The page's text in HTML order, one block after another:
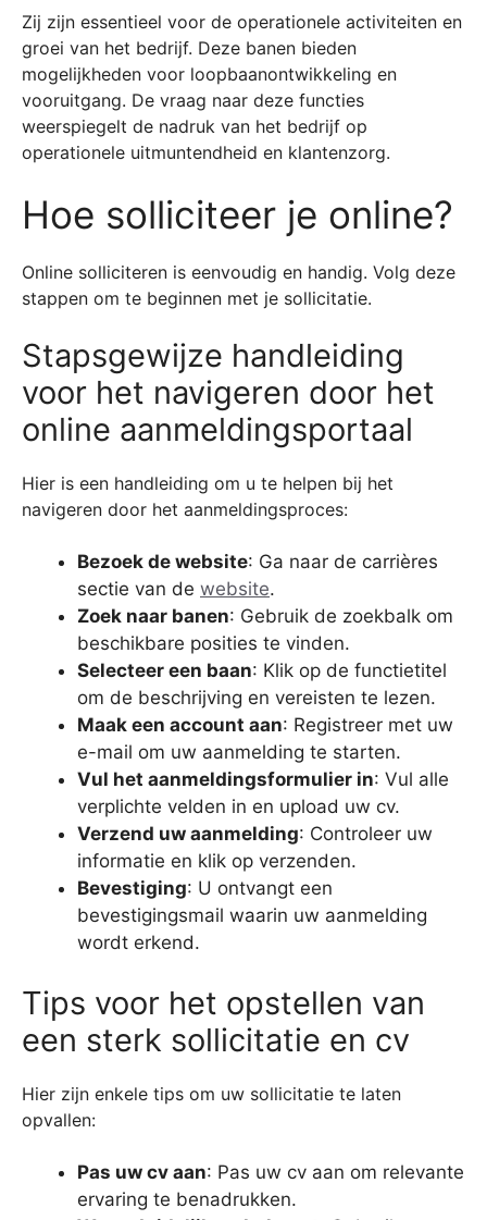
Zij zijn essentieel voor de operationele activiteiten en
groei van het bedrijf. Deze banen bieden
mogelijkheden voor loopbaanontwikkeling en
vooruitgang. De vraag naar deze functies
weerspiegelt de nadruk van het bedrijf op
operationele uitmuntendheid en klantenzorg.
Hoe solliciteer je online?
Online solliciteren is eenvoudig en handig. Volg deze
stappen om te beginnen met je sollicitatie.
Stapsgewijze handleiding
voor het navigeren door het
online aanmeldingsportaal
Hier is een handleiding om u te helpen bij het
navigeren door het aanmeldingsproces:
Bezoek de website: Ga naar de carrières
sectie van de website.
Zoek naar banen: Gebruik de zoekbalk om
beschikbare posities te vinden.
Selecteer een baan: Klik op de functietitel
om de beschrijving en vereisten te lezen.
Maak een account aan: Registreer met uw
e-mail om uw aanmelding te starten.
Vul het aanmeldingsformulier in: Vul alle
verplichte velden in en upload uw cv.
Verzend uw aanmelding: Controleer uw
informatie en klik op verzenden.
Bevestiging: U ontvangt een
bevestigingsmail waarin uw aanmelding
wordt erkend.
Tips voor het opstellen van
een sterk sollicitatie en cv
Hier zijn enkele tips om uw sollicitatie te laten
opvallen:
Pas uw cv aan: Pas uw cv aan om relevante
ervaring te benadrukken.